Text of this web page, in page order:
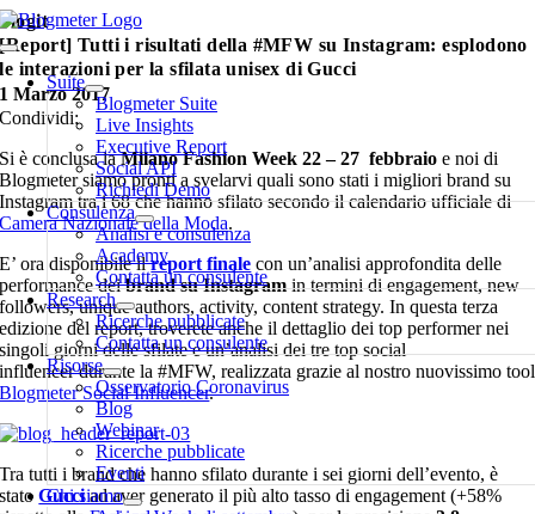
Salta
al
contenuto
Toggle
Navigation
Suite
Blogmeter Suite
Live Insights
Executive Report
Social API
Richiedi Demo
Consulenza
Analisi e consulenza
Academy
Contatta un consulente
Research
Ricerche pubblicate
Contatta un consulente
Risorse
Osservatorio Coronavirus
Blog
Webinar
Ricerche pubblicate
Eventi
Chi siamo
blogit
[Report] Tutti i risultati della #MFW su Instagram: esplodono
le interazioni per la sfilata unisex di Gucci
1 Marzo 2017
Condividi:
Si è conclusa laMilano Fashion Week 22 – 27 febbraio e noi di
Blogmeter siamo pronti a svelarvi quali sono stati i migliori brand su
Instagram tra i 68 che hanno sfilato secondo il calendario ufficiale di
Camera Nazionale della Moda.
E’ ora disponibile ilreport finale con un’analisi approfondita delle
performance deibrand su Instagramin termini di engagement, new
followers, unique authors, activity, content strategy. In questa terza
edizione del report, troverete anche il dettaglio dei top performer nei
singoli giorni delle sfilate e un’analisi dei tre top social
influencer durante la #MFW, realizzata grazie al nostro nuovissimo tool
Blogmeter Social Influencer.
Tra tutti i brand che hanno sfilato durante i sei giorni dell’evento, è
statoGucciad aver generato il più alto tasso di engagement (+58%